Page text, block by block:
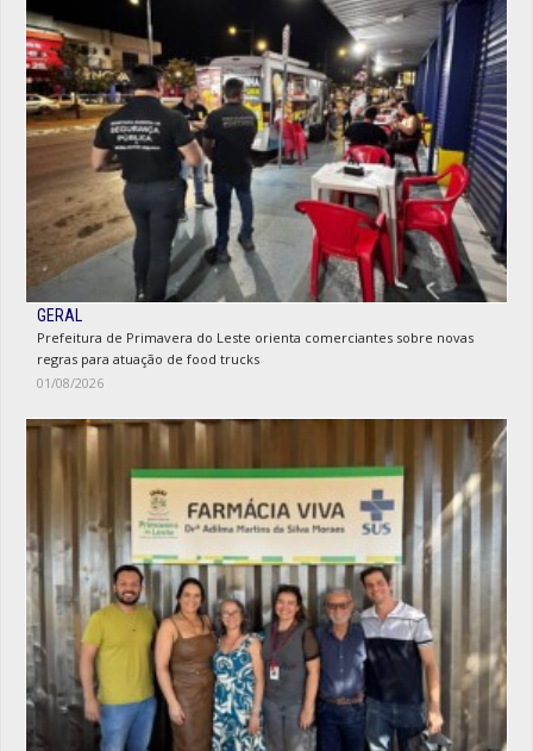
GERAL
Prefeitura de Primavera do Leste orienta comerciantes sobre novas
regras para atuação de food trucks
01/08/2026